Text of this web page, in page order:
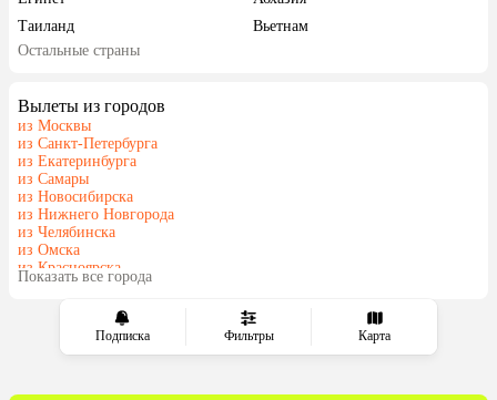
Подписка Фильтры Карта
Таиланд
Вьетнам
ОАЭ
Гонконг
Остальные страны
Вылеты из городов
из Москвы
из Санкт-Петербурга
из Екатеринбурга
из Самары
из Новосибирска
из Нижнего Новгорода
из Челябинска
из Омска
из Красноярска
из Волгограда
Показать все города